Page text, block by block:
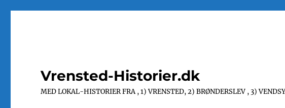
Vrensted-Historier.dk
MED LOKAL-HISTORIER FRA , 1) VRENSTED, 2) BRØNDERSLEV , 3)